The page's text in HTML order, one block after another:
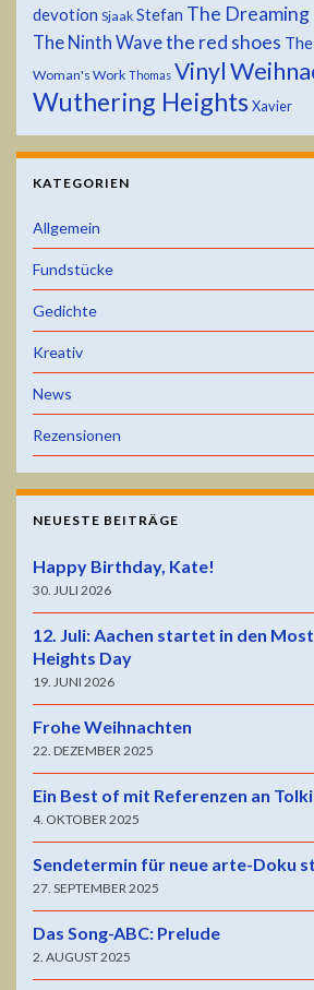
devotion Sjaak Stefan The Dreaming
The Ninth Wavethe red shoes
Woman's Work Thomas Vinyl
Wuthering Heights Xavier
KATEGORIEN
Allgemein
Fundstücke
Gedichte
Kreativ
News
Rezensionen
NEUESTE BEITRÄGE
Happy Birthday, Kate!
30. JULI 2026
12. Juli: Aachen startet in den
Heights Day
19. JUNI 2026
Frohe Weihnachten
22. DEZEMBER 2025
Ein Best of mit Referenzen an
4. OKTOBER 2025
Sendetermin für neue arte-Doku
27. SEPTEMBER 2025
Das Song-ABC: Prelude
2. AUGUST 2025